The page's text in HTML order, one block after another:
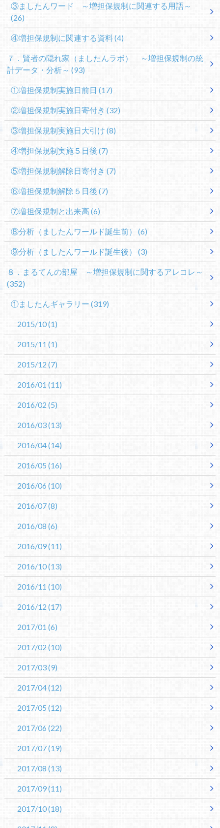
③ましたんワード ～増担保規制に関連する用語～
(26)
④増担保規制に関連する資料(4)
７．賢者の隠れ家（ましたんラボ） ～増担保規制の統
計データ・分析～ (93)
①増担保規制実施日前日 (17)
②増担保規制実施日寄付き (32)
③増担保規制実施日大引け (8)
④増担保規制実施５日後 (7)
⑤増担保規制解除日寄付き (7)
⑥増担保規制解除５日後 (7)
⑦増担保規制と出来高 (6)
⑧分析（ましたんワールド誕生前） (6)
⑨分析（ましたんワールド誕生後） (3)
８．まるてんの部屋 ～増担保規制に関するアレコレ～
(352)
①ましたんギャラリー (319)
2015/10(1)
2015/11 (1)
2015/12 (7)
2016/01 (11)
2016/02 (5)
2016/03(13)
2016/04(14)
2016/05 (16)
2016/06 (10)
2016/07(8)
2016/08 (6)
2016/09(11)
2016/10(13)
2016/11 (10)
2016/12 (17)
2017/01 (6)
2017/02 (10)
2017/03(9)
2017/04(12)
2017/05 (12)
2017/06 (22)
2017/07(19)
2017/08 (13)
2017/09(11)
2017/10(18)